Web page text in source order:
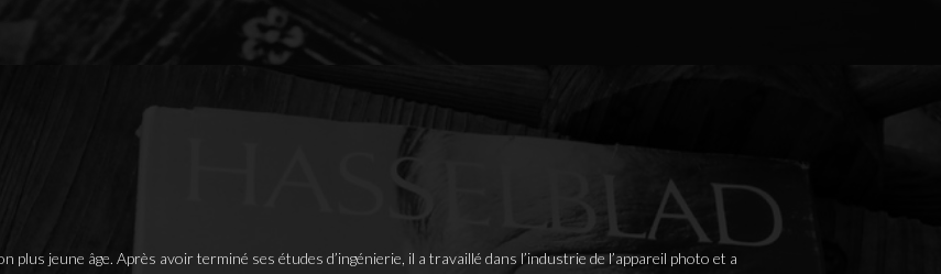
jeune âge. Après avoir terminé ses études d’ingénierie, il a travaillé dans l’industrie de l’appareil photo et a